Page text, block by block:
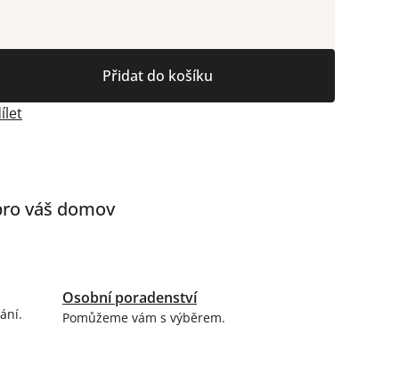
Přidat do košíku
váš domov
Osobní poradenství
Pomůžeme vám s výběrem.